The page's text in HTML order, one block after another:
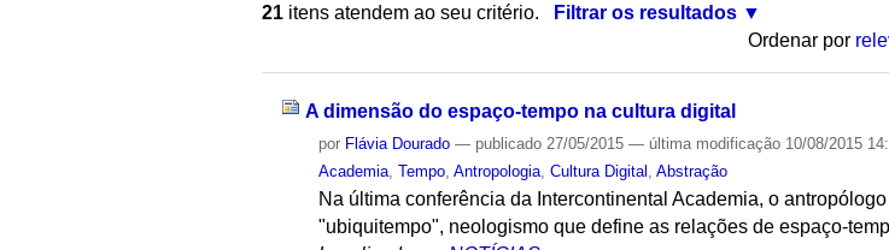
21 itens atendem ao seu critério.
Filtrar os resultados
Ordenar por
A dimensão do espaço-tempo na cultura digital
por Flávia Dourado — publicado 27/05/2015— última modificação 10/08/2015
Academia ,Tempo ,Antropologia ,Cultura Digital ,Abstração
Na última conferência da Intercontinental Academia, o
"ubiquitempo", neologismo que define as relações de espaço-